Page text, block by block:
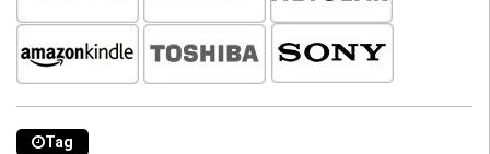
Tag